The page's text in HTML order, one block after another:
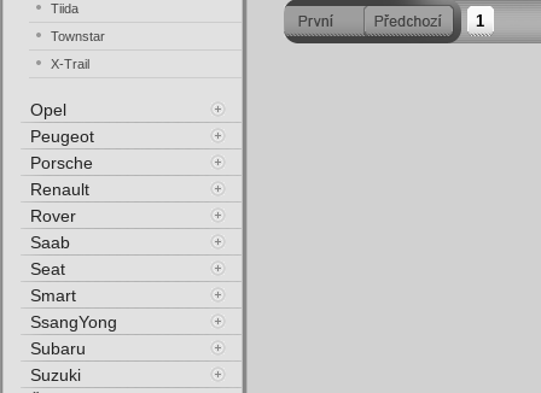
1
Tiida
Townstar
X-Trail
Opel
Peugeot
Porsche
Renault
Rover
Saab
Seat
Smart
SsangYong
Subaru
Suzuki